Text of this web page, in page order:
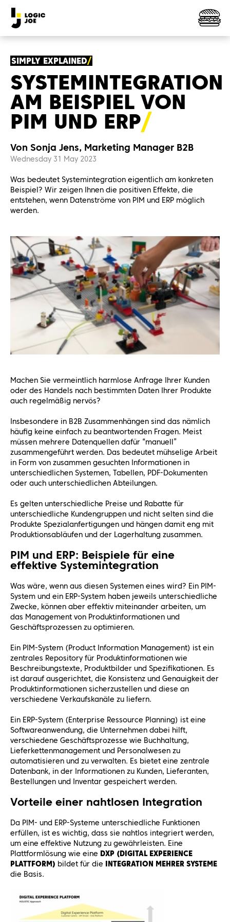
SIMPLY EXPLAINED
SYSTEMINTEGRATION
AM BEISPIEL VON
PIM UND ERP
Von Sonja Jens, Marketing Manager B2B
Wednesday 31 May 2023
Was bedeutet Systemintegration eigentlich am konkreten
Beispiel? Wir zeigen Ihnen die positiven Effekte, die
entstehen, wenn Datenströme von PIM und ERP möglich
werden.
Machen Sie vermeintlich harmlose Anfrage Ihrer Kunden
oder des Handels nach bestimmten Daten Ihrer Produkte
auch regelmäßig nervös?
Insbesondere in B2B Zusammenhängen sind das nämlich
häufig keine einfach zu beantwortenden Fragen. Meist
müssen mehrere Datenquellen dafür “manuell”
zusammengeführt werden. Das bedeutet mühselige Arbeit
in Form von zusammen gesuchten Informationen in
unterschiedlichen Systemen, Tabellen, PDF-Dokumenten
oder auch unterschiedlichen Abteilungen.
Es gelten unterschiedliche Preise und Rabatte für
unterschiedliche Kundengruppen und nicht selten sind die
Produkte Spezialanfertigungen und hängen damit eng mit
Produktionsabläufen und der Lagerhaltung zusammen.
PIM und ERP: Beispiele für eine
effektive Systemintegration
Was wäre, wenn aus diesen Systemen eines wird? Ein PIM-
System und ein ERP-System haben jeweils unterschiedliche
Zwecke, können aber effektiv miteinander arbeiten, um
das Management von Produktinformationen und
Geschäftsprozessen zu optimieren.
Ein PIM-System (Product Information Management) ist ein
zentrales Repository für Produktinformationen wie
Beschreibungstexte, Produktbilder und Spezifikationen. Es
ist darauf ausgerichtet, die Konsistenz und Genauigkeit der
Produktinformationen sicherzustellen und diese an
verschiedene Verkaufskanäle zu liefern.
Ein ERP-System (Enterprise Ressource Planning) ist eine
Softwareanwendung, die Unternehmen dabei hilft,
verschiedene Geschäftsprozesse wie Buchhaltung,
Lieferkettenmanagement und Personalwesen zu
automatisieren und zu verwalten. Es bietet eine zentrale
Datenbank, in der Informationen zu Kunden, Lieferanten,
Bestellungen und Inventar gespeichert werden.
Vorteile einer nahtlosen Integration
Da PIM- und ERP-Systeme unterschiedliche Funktionen
erfüllen, ist es wichtig, dass sie nahtlos integriert werden,
um eine effektive Nutzung zu gewährleisten. Eine
Plattformlösung wie eine DXP (DIGITAL EXPERIENCE
PLATTFORM) bildet für die INTEGRATION MEHRER SYSTEME
die Basis.